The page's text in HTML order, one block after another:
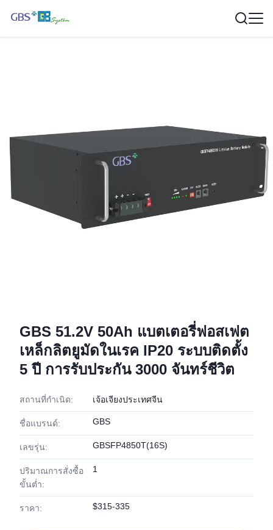
GBS 51.2V 50Ah แบตเตอรี่ฟอสเฟต
เหล็กลิตยูมัดในเรค IP20 ระบบติดตั้ง
5 ปี การรับประกัน 3000 จันทร์ชีวิต
สถานที่กำเนิด: เจ้อเจียงประเทศจีน
ชื่อแบรนด์: GBS
เลขรุ่น: GBSFP4850T(16S)
ปริมาณการสั่งซื้อ
ขั้นต่ำ:
1
ราคา: $315-335